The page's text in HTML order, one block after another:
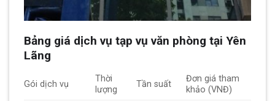
Bảng giá dịch vụ tạp vụ văn phòng tại Yên
Lãng
Gói dịch vụ
Thời
lượng
Tần suất
Đơn giá tham
khảo (VNĐ)